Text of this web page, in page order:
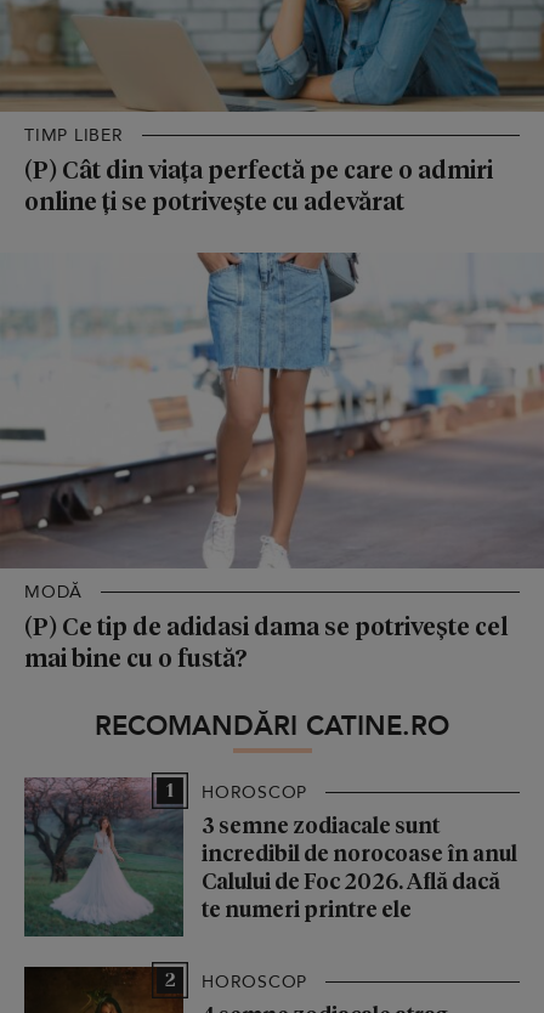
TIMP LIBER
(P) Cât din viața perfectă pe care o admiri
online ți se potrivește cu adevărat
MODĂ
(P) Ce tip de adidasi dama se potrivește cel
mai bine cu o fustă?
RECOMANDĂRI CATINE.RO
1 HOROSCOP
3 semne zodiacale sunt
incredibil de norocoase în anul
Calului de Foc 2026. Află dacă
te numeri printre ele
2 HOROSCOP